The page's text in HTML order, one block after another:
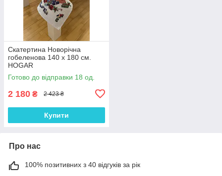
Скатертина Новорічна
гобеленова 140 х 180 см.
HOGAR
Готово до відправки 18 од.
2 180 ₴ 2 423 ₴
Купити
Про нас
100% позитивних з 40 відгуків за рік